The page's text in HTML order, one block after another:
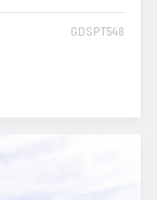
GDSPT548